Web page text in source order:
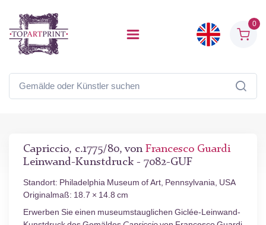
0
Capriccio, c.1775/80, von Francesco Guardi
Leinwand-Kunstdruck - 7082-GUF
Standort: Philadelphia Museum of Art, Pennsylvania, USA
Originalmaß: 18.7 × 14.8 cm
Erwerben Sie einen museumstauglichen Giclée-Leinwand-